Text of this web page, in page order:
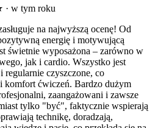
· w tym roku
na najwyższą ocenę! Od
energię i motywującą
świetnie wyposażona – zarówno w
jak i cardio. Wszystko jest
regularnie czyszczone, co
komfort ćwiczeń. Bardzo dużym
zaangażowani i zawsze
tylko "być", faktycznie wspierają
technikę, doradzają,